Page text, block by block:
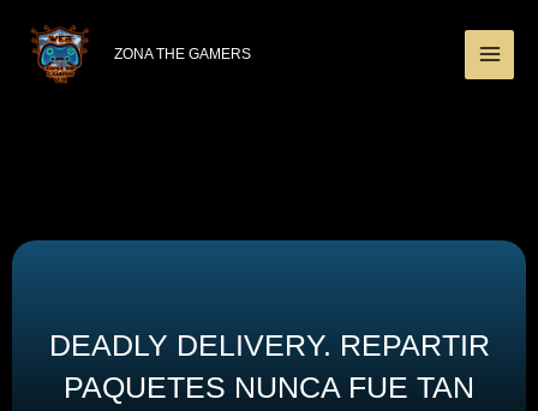
contenido
ZONA THE GAMERS
DEADLY DELIVERY. REPARTIR
PAQUETES NUNCA FUE TAN